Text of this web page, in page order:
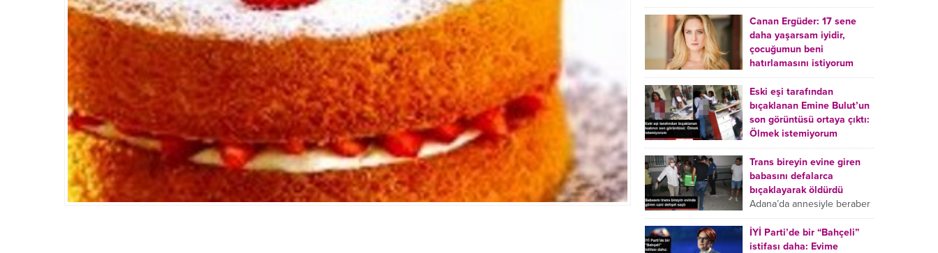
Burdur’da yatağında ölü
bulunan Ayşenur Kazık’ın (2)
annesi Kader Karadeniz (23)
ile dayısı Hızır Tunç
Çetinkaya (19) tutuklandı.
Çetinkaya, ifadesinde...
Canan Ergüder: 17 sene
daha yaşarsam iyidir,
çocuğumun beni
hatırlamasını istiyorum
Kanser tedavisi gören ünlü
oyuncu Canan Ergüder,
hastalık sürecini anlattı:
Meme kanserine yakalanan
ünlü oyuncu Canan Ergüder
aklıma ilk ölümün...
Eski eşi tarafından
bıçaklanan Emine Bulut’un
son görüntüsü ortaya çıktı:
Ölmek istemiyorum
Kırıkkale’de eski eşi
tarafından boğazından
bıçaklanan Emine Bulut’un
“Ben ölmek istemiyorum”
demesi ve yanında bulunan
10 yaşındaki kızının “Anne
lütfen...
Trans bireyin evine giren
babasını defalarca
bıçaklayarak öldürdü
Adana’da annesiyle beraber
takip ettiği babasının trans
bireyin evine girdiği gören
cani, babasını vücudunun
İYİ Parti’de bir “Bahçeli”
istifası daha: Evime